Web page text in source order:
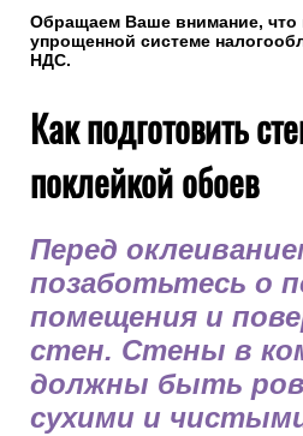
Обращаем Ваше внимание, что
упрощенной системе
НДС.
Как подготовить
поклейкой обоев
Перед
позаботьтесь о
помещения и
стен. Стены в
должны быть
сухими и